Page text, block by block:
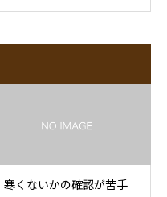
寒くないかの確認が苦手